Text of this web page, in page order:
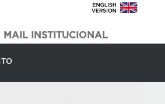
MAIL INSTITUCIONAL